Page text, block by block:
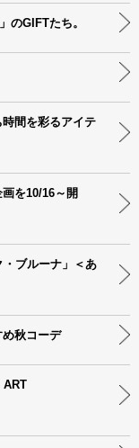
のGIFTたち。
間を彩るアイテ
を10/16～開
・ブルーナ」＜あ
め秋コーデ
ART